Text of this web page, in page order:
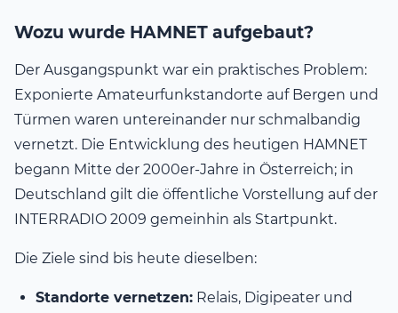
Wozu wurde HAMNET aufgebaut?
Der Ausgangspunkt war ein praktisches Problem:
Exponierte Amateurfunkstandorte auf Bergen und
Türmen waren untereinander nur schmalbandig
vernetzt. Die Entwicklung des heutigen HAMNET
begann Mitte der 2000er-Jahre in Österreich; in
Deutschland gilt die öffentliche Vorstellung auf der
INTERRADIO 2009 gemeinhin als Startpunkt.
Die Ziele sind bis heute dieselben:
Standorte vernetzen: Relais, Digipeater und